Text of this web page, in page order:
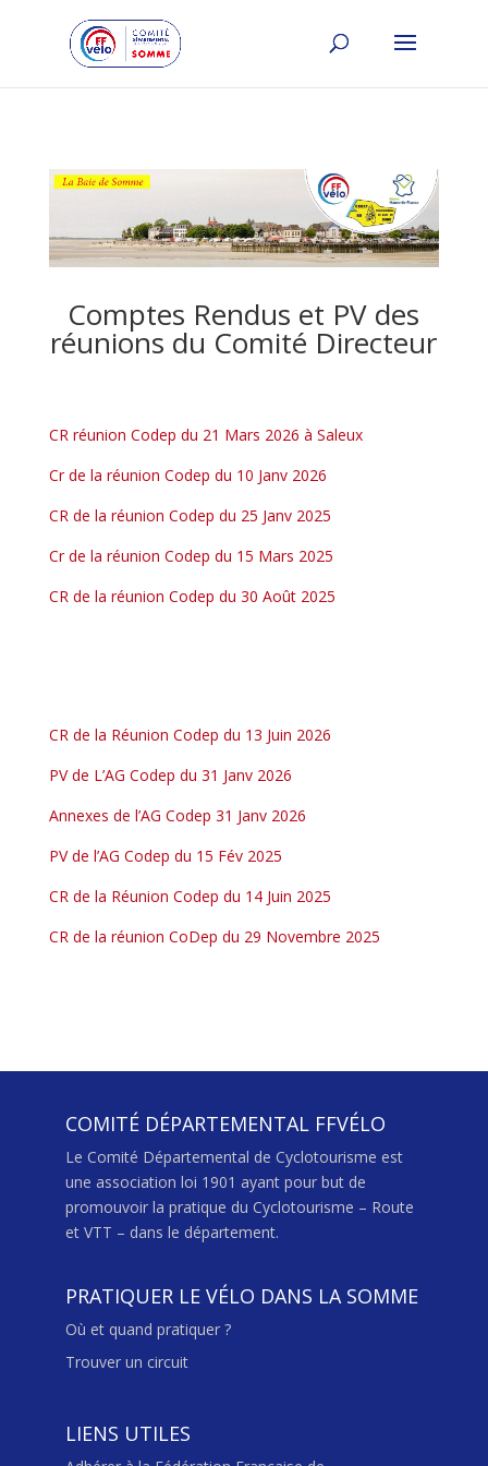
Comptes Rendus et PV des
réunions du Comité Directeur
CR réunion Codep du 21 Mars 2026 à Saleux
Cr de la réunion Codep du 10 Janv 2026
CR de la réunion Codep du 25 Janv 2025
Cr de la réunion Codep du 15 Mars 2025
CR de la réunion Codep du 30 Août 2025
CR de la Réunion Codep du 13 Juin 2026
PV de L’AG Codep du 31 Janv 2026
Annexes de l’AG Codep 31 Janv 2026
PV de l’AG Codep du 15 Fév 2025
CR de la Réunion Codep du 14 Juin 2025
CR de la réunion CoDep du 29 Novembre 2025
COMITÉ DÉPARTEMENTAL FFVÉLO
Le Comité Départemental de Cyclotourisme est
une association loi 1901 ayant pour but de
promouvoir la pratique du Cyclotourisme – Route
et VTT – dans le département.
PRATIQUER LE VÉLO DANS LA SOMME
Où et quand pratiquer ?
Trouver un circuit
LIENS UTILES